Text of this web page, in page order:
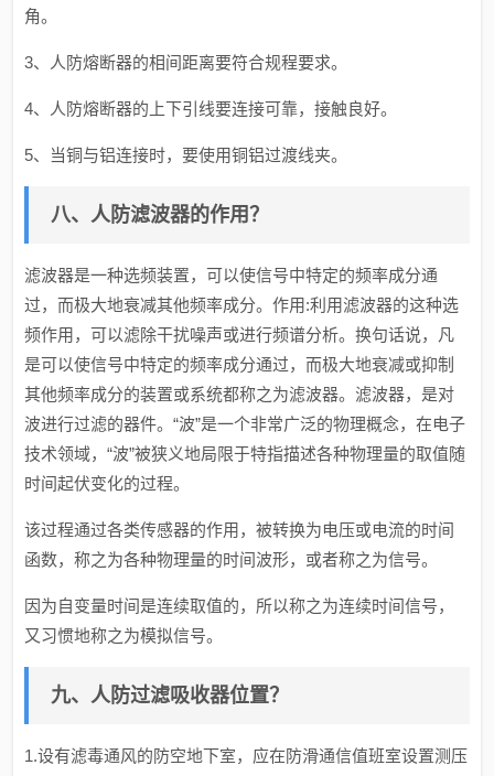
角。
3、人防熔断器的相间距离要符合规程要求。
4、人防熔断器的上下引线要连接可靠，接触良好。
5、当铜与铝连接时，要使用铜铝过渡线夹。
八、人防滤波器的作用？
滤波器是一种选频装置，可以使信号中特定的频率成分通
过，而极大地衰减其他频率成分。作用:利用滤波器的这种选
频作用，可以滤除干扰噪声或进行频谱分析。换句话说，凡
是可以使信号中特定的频率成分通过，而极大地衰减或抑制
其他频率成分的装置或系统都称之为滤波器。滤波器，是对
波进行过滤的器件。“波”是一个非常广泛的物理概念，在电子
技术领域，“波”被狭义地局限于特指描述各种物理量的取值随
时间起伏变化的过程。
该过程通过各类传感器的作用，被转换为电压或电流的时间
函数，称之为各种物理量的时间波形，或者称之为信号。
因为自变量时间是连续取值的，所以称之为连续时间信号，
又习惯地称之为模拟信号。
九、人防过滤吸收器位置？
1.设有滤毒通风的防空地下室，应在防滑通信值班室设置测压